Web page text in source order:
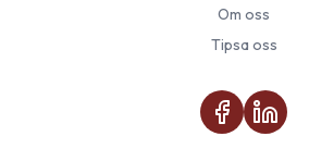
Om oss
Tipsa oss